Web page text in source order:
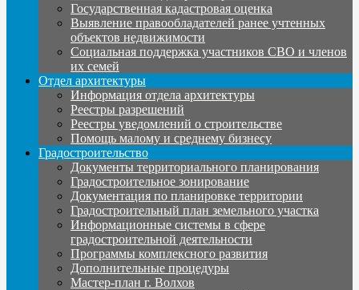
Государственная кадастровая оценка
Выявление правообладателей ранее учтенных
объектов недвижимости
Социальная поддержка участников СВО и членов
их семей
Отдел архитектуры
Информация отдела архитектуры
Реестры разрешений
Реестры уведомлений о строительстве
Помощь малому и среднему бизнесу
Градостроительство
Документы территориального планирования
Градостроительное зонирование
Документация по планировке территории
Градостроительный план земельного участка
Информационные системы в сфере
градостроительной деятельности
Программы комплексного развития
Дополнительные процедуры
Мастер-план г. Волхов